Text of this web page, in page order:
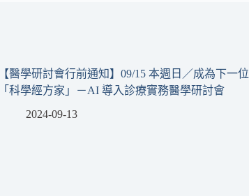
【醫學研討會行前通知】09/15 本週日／成為下一位
「科學經方家」－AI 導入診療實務醫學研討會
2024-09-13